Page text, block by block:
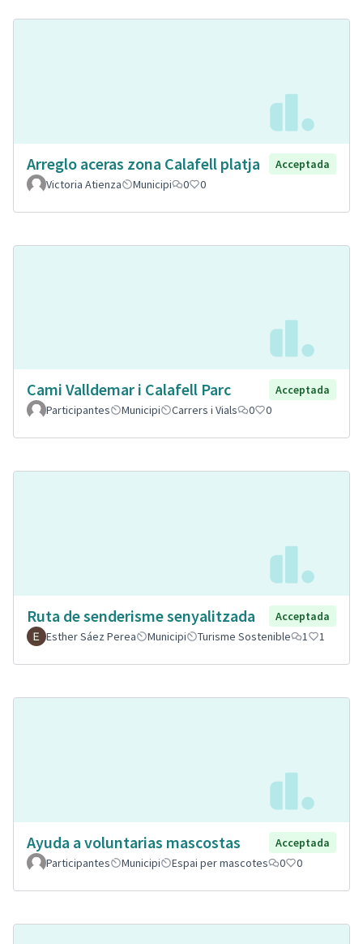
Arreglo aceras zona Calafell platja
Acceptada
Victoria Atienza
Municipi 0 0
Cami Valldemar i Calafell Parc
Acceptada
Participantes
Municipi Carrers i Vials 0 0
Ruta de senderisme senyalitzada
Acceptada
Esther Sáez Perea
Municipi Turisme Sostenible 1 1
Ayuda a voluntarias mascostas
Acceptada
Participantes
Municipi Espai per mascotes 0 0